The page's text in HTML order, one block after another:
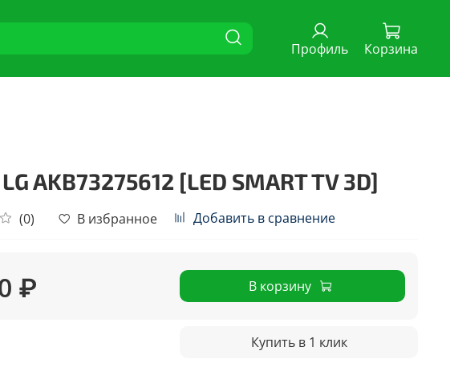
Профиль Корзина
AKB73275612 [LED SMART TV 3D]
(0) В избранное Добавить в сравнение
₽ В корзину
Купить в 1 клик